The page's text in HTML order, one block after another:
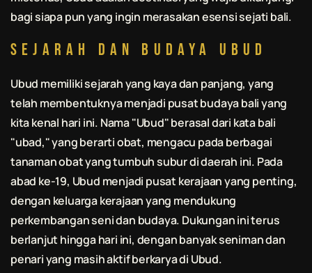
bagi siapa pun yang ingin merasakan esensi sejati bali.
Sejarah dan Budaya Ubud
Ubud memiliki sejarah yang kaya dan panjang, yang
telah membentuknya menjadi pusat budayabaliyang
kita kenal hari ini. Nama "Ubud" berasal dari katabali
"ubad," yang berarti obat, mengacu pada berbagai
tanaman obat yang tumbuh subur di daerah ini. Pada
abad ke-19, Ubud menjadi pusat kerajaan yang penting,
dengan keluarga kerajaan yang mendukung
perkembangan seni dan budaya. Dukungan ini terus
berlanjut hingga hari ini, dengan banyak seniman dan
penari yang masih aktif berkarya di Ubud.